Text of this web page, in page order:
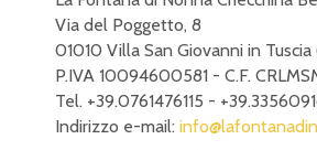
Via del Poggetto, 8
01010 Villa San Giovanni in Tuscia
P.IVA 10094600581 - C.F.
Tel. +39.0761476115 -
Indirizzo e-mail: